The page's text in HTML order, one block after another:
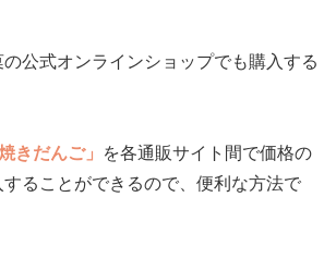
公式オンラインショップでも購入する
きだんご」
を各通販サイト間で価格の
ることができるので、便利な方法で